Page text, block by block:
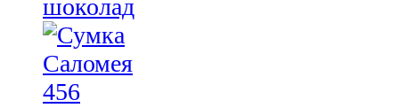
шоколад